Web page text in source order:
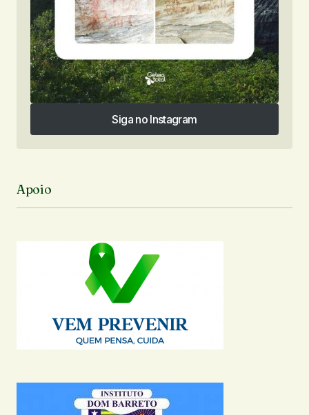
Siga no Instagram
Siga no Instagram
Apoio